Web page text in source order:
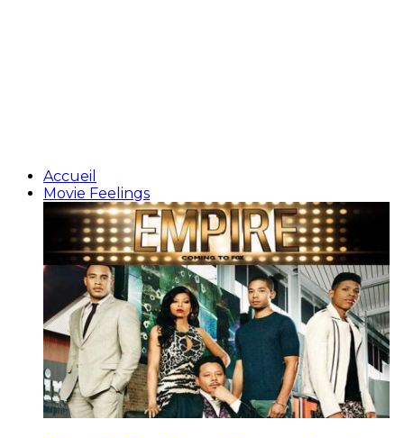
Accueil
Movie Feelings